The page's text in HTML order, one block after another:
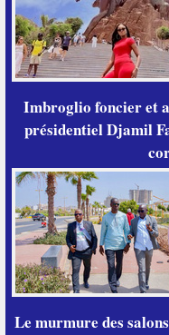
Imbroglio foncier et
présidentiel Djamil
Le murmure des